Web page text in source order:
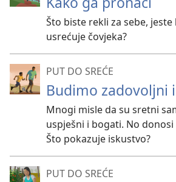
Što biste rekli za sebe, jeste
usrećuje čovjeka?
PUT DO SREĆE
Budimo zadovoljni
Mnogi misle da su sretni
uspješni i bogati. No
Što pokazuje iskustvo?
PUT DO SREĆE